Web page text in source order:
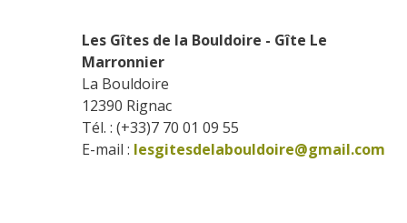
Les Gîtes de la Bouldoire - Gîte Le
Marronnier
La Bouldoire
12390 Rignac
Tél. : (+33)7 70 01 09 55
E-mail : lesgitesdelabouldoire@gmail.com